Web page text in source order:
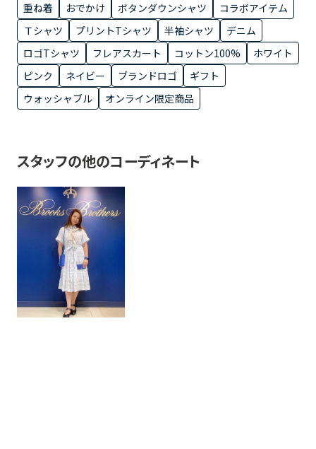
重ね着
おでかけ ボタンダウンシャツ
コラボアイテム
Ｔシャツ
プリントTシャツ 半袖シャツ
デニム
ロゴTシャツ
フレアスカート コットン100%
ホワイト
ピンク
ネイビー ブランドロゴ
ギフト
ウォッシャブル
オンライン限定商品
スタッフの他のコーディネート